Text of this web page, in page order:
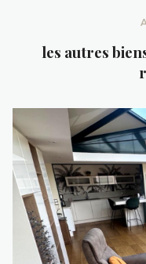
les autres